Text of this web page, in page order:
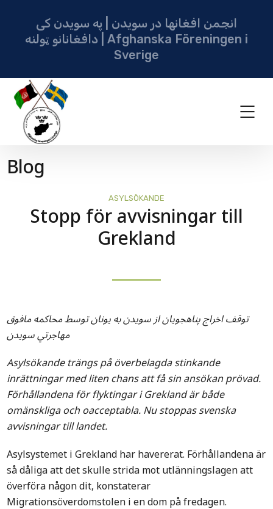
انجمن افغانها در سویدن | په سویدن کی
دافغانانو ټولنه | Afghanska Föreningen i
Sverige
Blog
ASYLSÖKANDE
Stopp för avvisningar till
Grekland
توقف اخراج پناهجويان از سويدن به يونان توسط محاکمه مافوق
مهاجرتي سويدن
Asylsökande trängs på överbelagda stinkande
inrättningar med liten chans att få sin ansökan prövad.
Förhållandena för flyktingar i Grekland är både
omänskliga och oacceptabla. Nu stoppas svenska
avvisningar till landet.
Asylsystemet i Grekland har havererat. Förhållandena är
så dåliga att det skulle strida mot utlänningslagen att
överföra någon dit, konstaterar
Migrationsöverdomstolen i en dom på fredagen.